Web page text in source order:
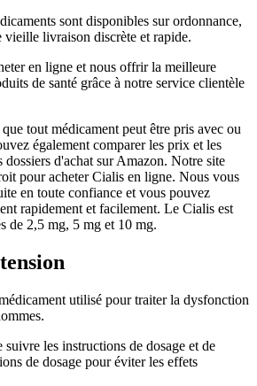
sont disponibles sur ordonnance,
vieille livraison discrète et rapide.
en ligne et nous offrir la meilleure
de santé grâce à notre service clientèle
tout médicament peut être pris avec ou
également comparer les prix et les
d'achat sur Amazon. Notre site
pour acheter Cialis en ligne. Nous vous
en toute confiance et vous pouvez
rapidement et facilement. Le Cialis est
de 2,5 mg, 5 mg et 10 mg.
utilisé pour traiter la dysfonction
les instructions de dosage et de
de dosage pour éviter les effets